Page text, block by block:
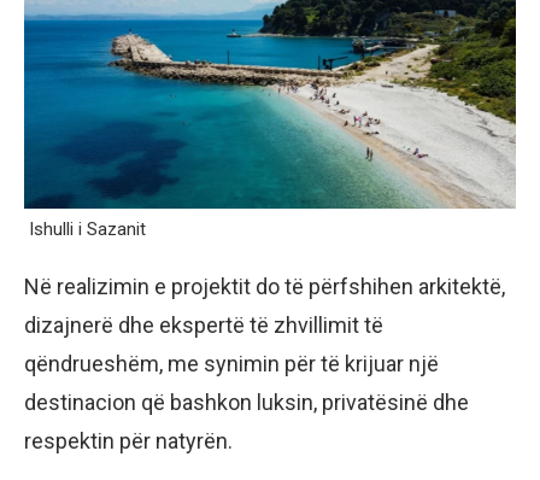
Ishulli i Sazanit
Në realizimin e projektit do të përfshihen arkitektë,
dizajnerë dhe ekspertë të zhvillimit të
qëndrueshëm, me synimin për të krijuar një
destinacion që bashkon luksin, privatësinë dhe
respektin për natyrën.